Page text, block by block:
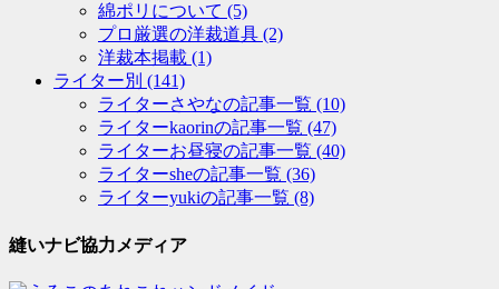
綿ポリについて (5)
プロ厳選の洋裁道具 (2)
洋裁本掲載 (1)
ライター別 (141)
ライターさやなの記事一覧 (10)
ライターkaorinの記事一覧 (47)
ライターお昼寝の記事一覧 (40)
ライターsheの記事一覧 (36)
ライターyukiの記事一覧 (8)
縫いナビ協力メディア